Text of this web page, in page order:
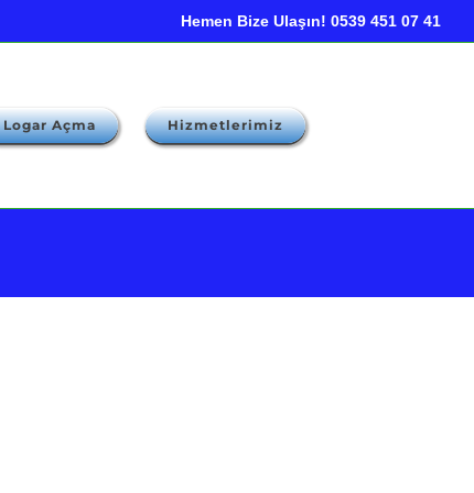
Hemen Bize Ulaşın! 0539 451 07 41
Logar Açma Hizmetlerimiz